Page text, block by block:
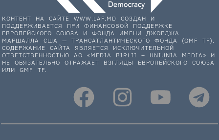
КОНТЕНТ НА САЙТЕ WWW.LAF.MD СОЗДАН И
ПОДДЕРЖИВАЕТСЯ ПРИ ФИНАНСОВОЙ ПОДДЕРЖКЕ
ЕВРОПЕЙСКОГО СОЮЗА И ФОНДА ИМЕНИ ДЖОРДЖА
МАРШАЛЛА США — ТРАНСАТЛАНТИЧЕСКОГО ФОНДА (GMF TF).
СОДЕРЖАНИЕ САЙТА ЯВЛЯЕТСЯ ИСКЛЮЧИТЕЛЬНОЙ
ОТВЕТСТВЕННОСТЬЮ АО «MEDIA BIRLII – UNIUNIA MEDIA» И
НЕ ОБЯЗАТЕЛЬНО ОТРАЖАЕТ ВЗГЛЯДЫ ЕВРОПЕЙСКОГО СОЮЗА
ИЛИ GMF TF.